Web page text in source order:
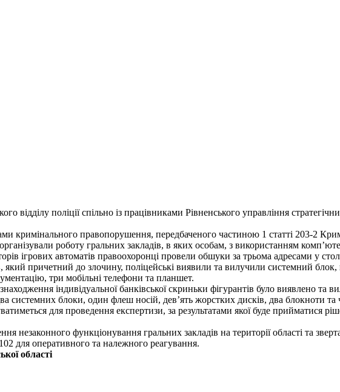
відділу поліції спільно із працівниками Рівненського управління
кримінального правопорушення, передбаченого частиною 1 статті 203-2
роботу гральних закладів, в яких особам, з використанням
ігрових автоматів правоохоронці провели обшуки за трьома адресами у
який причетний до злочину, поліцейські виявили та вилучили системний
три мобільні телефони та планшет.
індивідуальної банківської скриньки фігурантів було виявлено
системних блоки, один флеш носій, дев’ять жорстких дисків, два блокноти
для проведення експертизи, за результатами якої буде прийматися
незаконного функціонування гральних закладів на території області та
для оперативного та належного реагування.
області